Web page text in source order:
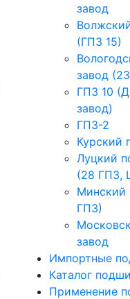
завод
(ГПЗ 15)
завод
ГПЗ 10
завод)
ГПЗ-2
Курский
Луцкий
(28 ГПЗ,
Минский
ГПЗ)
завод
Импортные
Каталог
Применение